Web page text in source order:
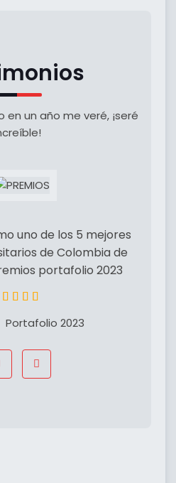
en un año me veré, ¡seré
uno de los 5 mejores
de Colombia de
portafolio 2023
Portafolio 2023